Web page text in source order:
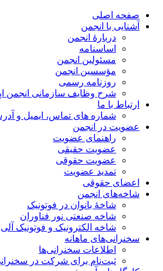
صفحه اصلی
آشنایی با انجمن
دربارۀ انجمن
اساسنامه
مسئولین انجمن
مؤسسین انجمن
روزنامه رسمی
شرح وظایف سازمانی انجمن
ارتباط با ما
شماره های تماس، ایمیل و
عضویت در انجمن
راهنمای عضویت
عضویت حقیقی
عضویت حقوقی
تمدید عضویت
اعضای حقوقی
شاخه‌های انجمن
شاخۀ بانوان در فوتونیک
شاخه صنعتی نور فناوران
شاخه‌ الکترونیک و فوتونیک آلی
سخنرانی‌های ماهانه
اطلاعات سخنرانی‌‌ها
ثبت‌نام برای شرکت در سخنرانی